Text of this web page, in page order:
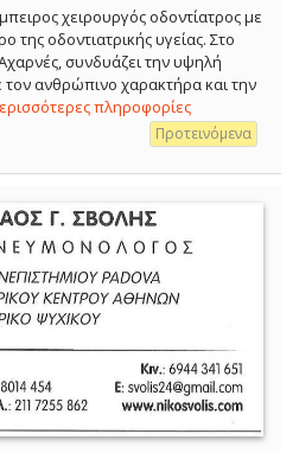
χειρουργός οδοντίατρος με
της οδοντιατρικής υγείας. Στο
συνδυάζει την υψηλή
τον ανθρώπινο χαρακτήρα και την
πληροφορίες
Προτεινόμενα